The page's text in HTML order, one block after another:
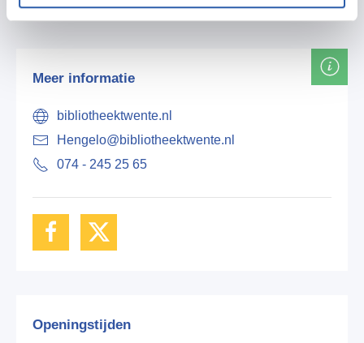
Meer informatie
bibliotheektwente.nl
Hengelo@bibliotheektwente.nl
074 - 245 25 65
Openingstijden